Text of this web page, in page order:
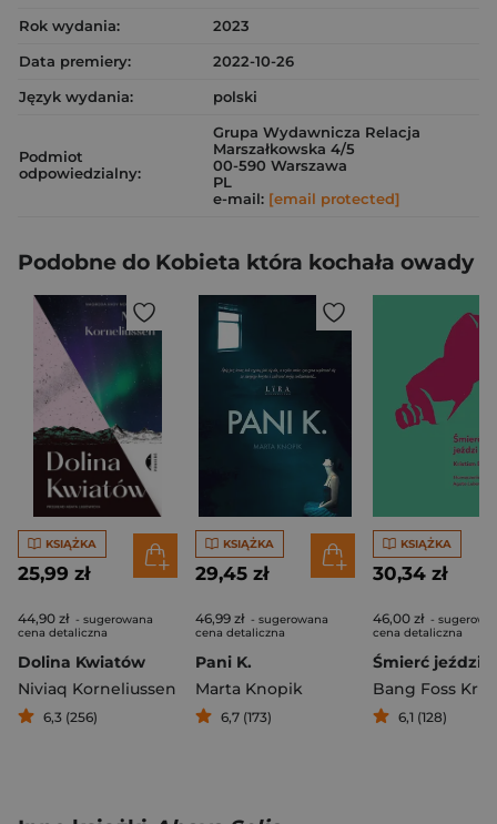
Rok wydania:
2023
Data premiery:
2022-10-26
Język wydania:
polski
Podmiot
odpowiedzialny:
Grupa Wydawnicza Relacja
Marszałkowska 4/5
00-590 Warszawa
PL
e-mail: [email protected]
Podobne do Kobieta która kochała owady
KSIĄŻKA
25,99 zł
44,90 zł - sugerowana
cena detaliczna
Dolina Kwiatów
Niviaq Korneliussen
6,3 (256)
KSIĄŻKA
29,45 zł
46,99 zł - sugerowana
cena detaliczna
Pani K.
Marta Knopik
6,7 (173)
KSIĄŻKA
30,34 zł
46,00 zł -
cena detaliczna
Śmierć jeździ
Bang Foss
6,1 (128)